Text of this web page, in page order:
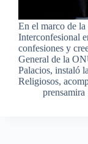
En el marco de
Interconfesional
confesiones y
General de la
Palacios, instaló
Religiosos,
prensamira